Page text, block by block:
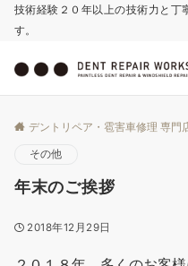
技術経験２０年以上の技術力と丁
す。
デントリペア・雹害車修理 専門
その他
年末のご挨拶
2018年12月29日